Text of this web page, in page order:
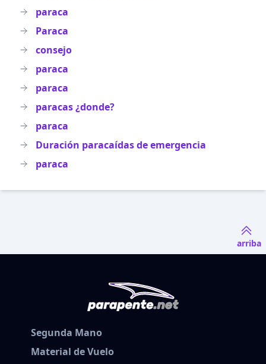
paraca
Paraca
consejo
paraca
paraca
paracas ¿donde?
paraca
Duración paracaídas de emergencia
paraca
arriba
Segunda Mano
Material de Vuelo